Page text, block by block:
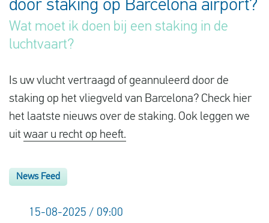
Vluchtproblemen
Gemaakte kosten
Vlucht gewijzigd
Over ons
Inloggen
door staking op Barcelona airport?
Wat moet ik doen bij een staking in de
luchtvaart?
Is uw vlucht vertraagd of geannuleerd door de
staking op het vliegveld van Barcelona? Check hier
het laatste nieuws over de staking. Ook leggen we
uit waar u recht op heeft.
News Feed
15-08-2025 / 09:00